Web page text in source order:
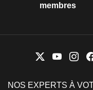
membres
NOS EXPERTS À